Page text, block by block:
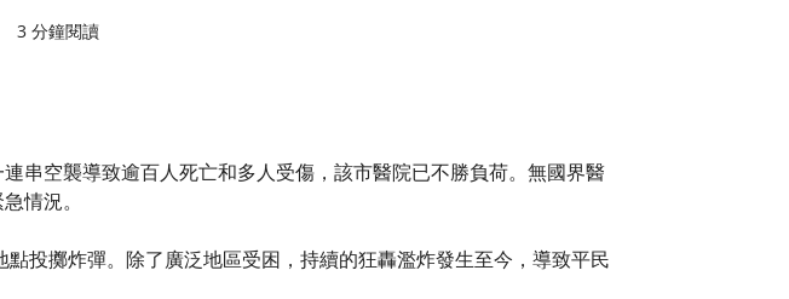
3 分鐘閱讀
串空襲導致逾百人死亡和多人受傷，該市醫院已不勝負荷。無國界醫
情況。
投擲炸彈。除了廣泛地區受困，持續的狂轟濫炸發生至今，導致平民